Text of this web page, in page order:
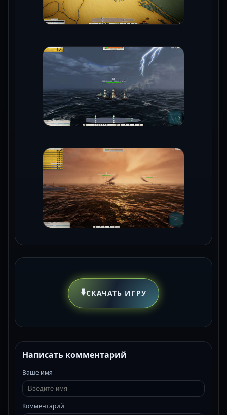
⬇️СКАЧАТЬ ИГРУ
Написать комментарий
Ваше имя
Комментарий